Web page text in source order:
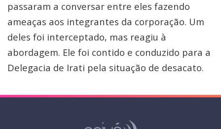
passaram a conversar entre eles fazendo
ameaças aos integrantes da corporação. Um
deles foi interceptado, mas reagiu à
abordagem. Ele foi contido e conduzido para a
Delegacia de Irati pela situação de desacato.